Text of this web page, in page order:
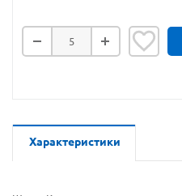
Характеристики